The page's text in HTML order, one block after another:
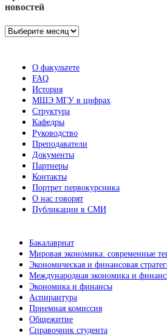
новостей
Архив
О факультете
FAQ
История
МШЭ МГУ в цифрах
Структура
Кафедры
Руководство
Преподаватели
Документы
Партнеры
Контакты
Портрет первокурсника
О нас говорят
Публикации в СМИ
Бакалавриат
Мировая экономика: современные
Экономическая и финансовая
Международная экономика и
Экономика и финансы
Аспирантура
Приемная комиссия
Общежитие
Справочник студента